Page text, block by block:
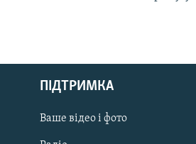
Русский
Qırımtatar
ДОЛУЧАЙСЯ!
ПІДТРИМКА
Ваше відео і фото